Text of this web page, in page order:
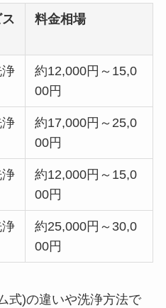
料金相場
浄
約12,000円～15,0
00円
約17,000円～25,0
00円
浄
約12,000円～15,0
00円
約25,000円～30,0
00円
式)の違いや洗浄方法で